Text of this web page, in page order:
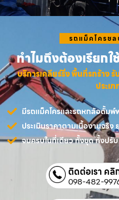
รถแม็คโครช
ทำไมถึงต้องเรียกใ
บริการเคลียร์ริ่ง พื้นที่รกร้าง
ประเภ
มีรถแม็คโครและรถหกล้อดั้ม
ประเมินราคาตามเนื้องานจริ
จบครบในที่เดียว ทั้งขุด ทั้งปรั
ติดต่อเรา คลิ
098-482-